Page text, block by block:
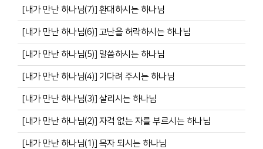
[내가 만난 하나님(7)] 환대하시는 하나님
[내가 만난 하나님(6)] 고난을 허락하시는 하나님
[내가 만난 하나님(5)] 말씀하시는 하나님
[내가 만난 하나님(4)] 기다려 주시는 하나님
[내가 만난 하나님(3)] 살리시는 하나님
[내가 만난 하나님(2)] 자격 없는 자를 부르시는 하나님
[내가 만난 하나님(1)] 목자 되시는 하나님